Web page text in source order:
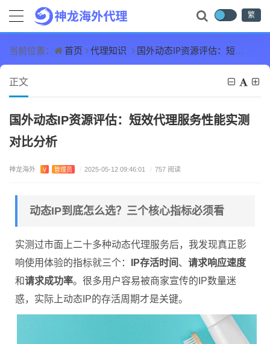
繁
当前位置： 首页 代理知识 国外动态IP资源评估：短效代理服务性能实测对比分析
正文
国外动态IP资源评估：短效代理服务性能实测
对比分析
神龙海外 V 管理员 / 2025-05-12 09:46:01 / 757 阅读
动态IP到底怎么选？三个核心指标必须看
实测过市面上二十多种动态代理服务后，我发现真正影
响使用体验的指标就三个：
IP存活时间 、 请求响应速度
和请求成功率。很多用户容易被商家宣传的IP数量迷
惑，实际上动态IP的存活周期才是关键。